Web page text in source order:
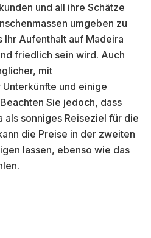
und all ihre Schätze
umgeben zu
Ihr Aufenthalt auf Madeira
friedlich sein wird. Auch
mit
und einige
Sie jedoch, dass
als sonniges Reiseziel für die
die Preise in der zweiten
lassen, ebenso wie das